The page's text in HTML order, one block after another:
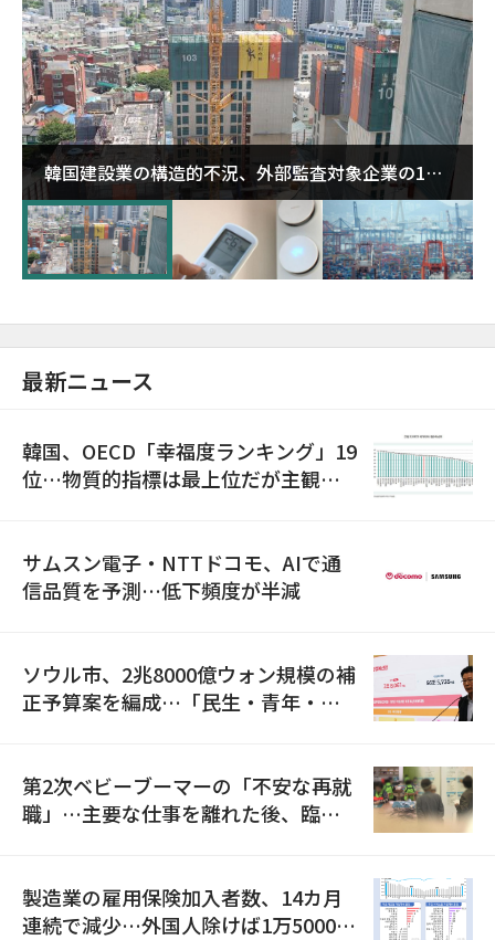
韓国建設業の構造的不況、外部監査対象企業の1割
超が「ゾンビ企業」に…5年で2.8倍増
最新ニュース
韓国、OECD「幸福度ランキング」19
位…物質的指標は最上位だが主観的
サムスン電子・NTTドコモ、AIで通
信品質を予測…低下頻度が半減
ソウル市、2兆8000億ウォン規模の補
正予算案を編成…「民生・青年・安
第2次ベビーブーマーの「不安な再就
職」…主要な仕事を離れた後、臨時
製造業の雇用保険加入者数、14カ月
連続で減少…外国人除けば1万5000人